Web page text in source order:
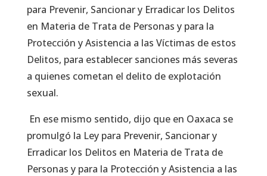
para Prevenir, Sancionar y Erradicar los Delitos
en Materia de Trata de Personas y para la
Protección y Asistencia a las Víctimas de estos
Delitos, para establecer sanciones más severas
a quienes cometan el delito de explotación
sexual.
En ese mismo sentido, dijo que en Oaxaca se
promulgó la Ley para Prevenir, Sancionar y
Erradicar los Delitos en Materia de Trata de
Personas y para la Protección y Asistencia a las